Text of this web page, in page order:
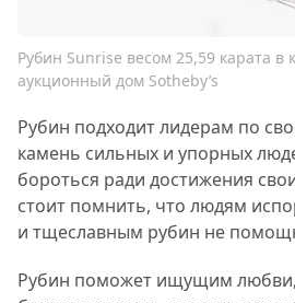
Рубин Sunrise весом 25,59 карата в
аукционный дом Sotheby’s
Рубин подходит лидерам по
камень сильных и упорных
бороться ради достижения
стоит помнить, что людям
и тщеславным рубин не
Рубин поможет ищущим любви,